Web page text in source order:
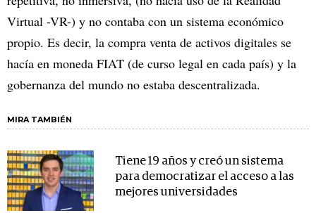
Virtual -VR-) y no contaba con un sistema económico
propio. Es decir, la compra venta de activos digitales se
hacía en moneda FIAT (de curso legal en cada país) y la
gobernanza del mundo no estaba descentralizada.
MIRA TAMBIÉN
Tiene 19 años y creó un sistema
para democratizar el acceso a las
mejores universidades